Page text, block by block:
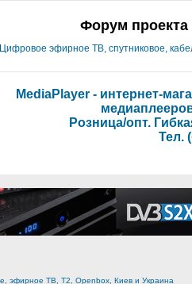
Форум проекта
Цифровое эфирное ТВ, спутниковое,
MediaPlayer - интернет-
Розница/опт.
Тел.